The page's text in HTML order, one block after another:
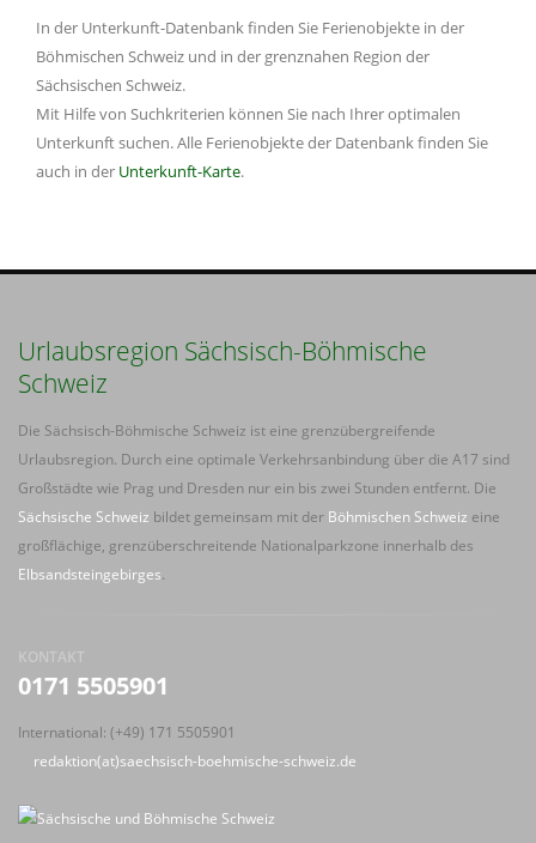
In der Unterkunft-Datenbank finden Sie Ferienobjekte in der
Böhmischen Schweiz und in der grenznahen Region der
Sächsischen Schweiz.
Mit Hilfe von Suchkriterien können Sie nach Ihrer optimalen
Unterkunft suchen. Alle Ferienobjekte der Datenbank finden Sie
auch in der Unterkunft-Karte.
Urlaubsregion Sächsisch-Böhmische
Schweiz
Die Sächsisch-Böhmische Schweiz ist eine grenzübergreifende
Urlaubsregion. Durch eine optimale Verkehrsanbindung über die A17 sind
Großstädte wie Prag und Dresden nur ein bis zwei Stunden entfernt. Die
Sächsische Schweiz bildet gemeinsam mit der Böhmischen Schweiz eine
großflächige, grenzüberschreitende Nationalparkzone innerhalb des
Elbsandsteingebirges.
KONTAKT
0171 5505901
International: (+49) 171 5505901
redaktion(at)saechsisch-boehmische-schweiz.de